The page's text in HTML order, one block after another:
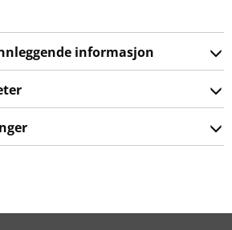
informasjon